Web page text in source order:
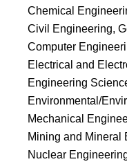
Chemical
Civil Engineering,
Computer
Electrical and
Engineering
Environmental/
Mechanical
Mining and Mineral
Nuclear